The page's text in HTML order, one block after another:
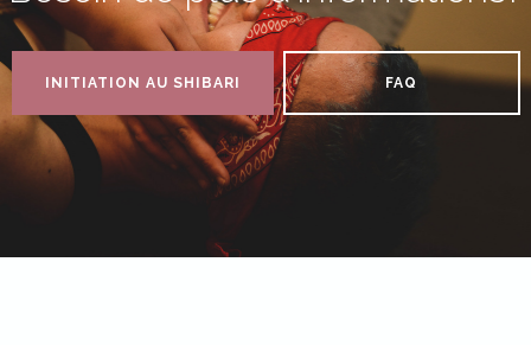
INITIATION AU SHIBARI FAQ